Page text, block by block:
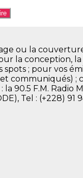
ou la
la conception, la
spots ; pour vos
communiqués) ;
la 90.5 F.M. Radio
Tel : (+228) 91